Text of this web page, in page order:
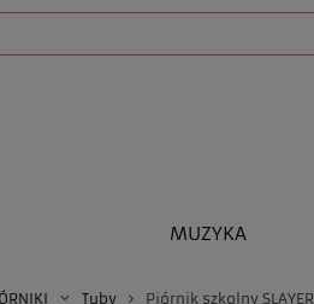
MUZYKA
Tuby Piórnik szkolny SLAYER